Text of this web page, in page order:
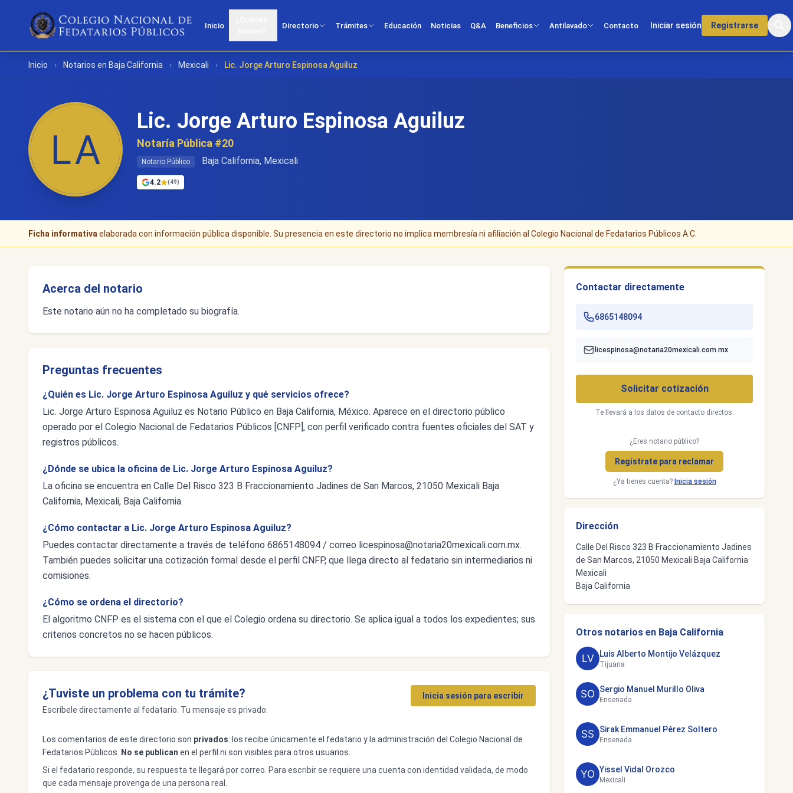
Inicio Directorio Trámites Educación Noticias Q&A Beneficios Antilavado Contacto Iniciar sesión Registrarse
Inicio › Notarios en Baja California › Mexicali › Lic. Jorge Arturo Espinosa Aguiluz
Lic. Jorge Arturo Espinosa Aguiluz
Notaría Pública #20
Notario Público Baja California, Mexicali
4.2 (49)
Ficha informativa elaborada con información pública disponible. Su presencia en este directorio no implica membresía ni afiliación al Colegio Nacional de Fedatarios Públicos A.C.
Acerca del notario
Este notario aún no ha completado su biografía.
Preguntas frecuentes
¿Quién es Lic. Jorge Arturo Espinosa Aguiluz y qué servicios ofrece?
Lic. Jorge Arturo Espinosa Aguiluz es Notario Público en Baja California, México. Aparece en el directorio público
operado por el Colegio Nacional de Fedatarios Públicos [CNFP], con perfil verificado contra fuentes oficiales del SAT y
registros públicos.
¿Dónde se ubica la oficina de Lic. Jorge Arturo Espinosa Aguiluz?
La oficina se encuentra en Calle Del Risco 323 B Fraccionamiento Jadines de San Marcos, 21050 Mexicali Baja
California, Mexicali, Baja California.
¿Cómo contactar a Lic. Jorge Arturo Espinosa Aguiluz?
Puedes contactar directamente a través de teléfono 6865148094 / correo licespinosa@notaria20mexicali.com.mx.
También puedes solicitar una cotización formal desde el perfil CNFP, que llega directo al fedatario sin intermediarios ni
comisiones.
¿Cómo se ordena el directorio?
El algoritmo CNFP es el sistema con el que el Colegio ordena su directorio. Se aplica igual a todos los expedientes; sus
criterios concretos no se hacen públicos.
¿Tuviste un problema con tu trámite?
Escríbele directamente al fedatario. Tu mensaje es privado.
Inicia sesión para escribir
Los comentarios de este directorio son privados: los recibe únicamente el fedatario y la administración del Colegio Nacional de
Fedatarios Públicos.
No se publican en el perfil ni son visibles para otros usuarios.
Si el fedatario responde, su respuesta te llegará por correo. Para escribir se requiere una cuenta con identidad validada, de modo
que cada mensaje provenga de una persona real.
Contactar directamente
6865148094
licespinosa@notaria20mexicali.com.mx
Solicitar cotización
Te llevará a los datos de contacto directos.
¿Eres notario público?
Regístrate para reclamar
¿Ya tienes cuenta? Inicia sesión
Dirección
Calle Del Risco 323 B Fraccionamiento Jadines
de San Marcos, 21050 Mexicali Baja California
Mexicali
Baja California
Otros notarios en Baja California
Luis Alberto Montijo Velázquez
Tijuana
Sergio Manuel Murillo Oliva
Ensenada
Sirak Emmanuel Pérez Soltero
Ensenada
Yissel Vidal Orozco
Mexicali